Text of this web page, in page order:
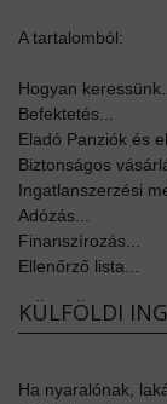
A tartalomból:
Hogyan keressünk...
Befektetés...
Eladó Panziók és
Biztonságos
Ingatlanszerzési
Adózás...
Finanszírozás...
Ellenőrző lista...
KÜLFÖLDI
Ha nyaralónak,